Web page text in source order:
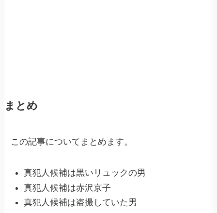
まとめ
この記事についてまとめます。
真犯人候補は黒いリュックの男
真犯人候補は赤沢京子
真犯人候補は盗撮していた男